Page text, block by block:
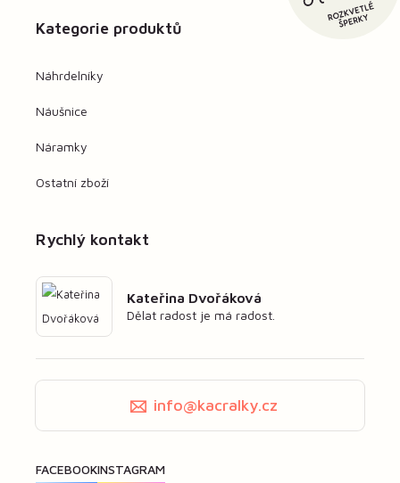
Kategorie produktů
Náhrdelníky
Náušnice
Náramky
Ostatní zboží
Rychlý kontakt
Kateřina Dvořáková
Dělat radost je má radost.
info@kacralky.cz